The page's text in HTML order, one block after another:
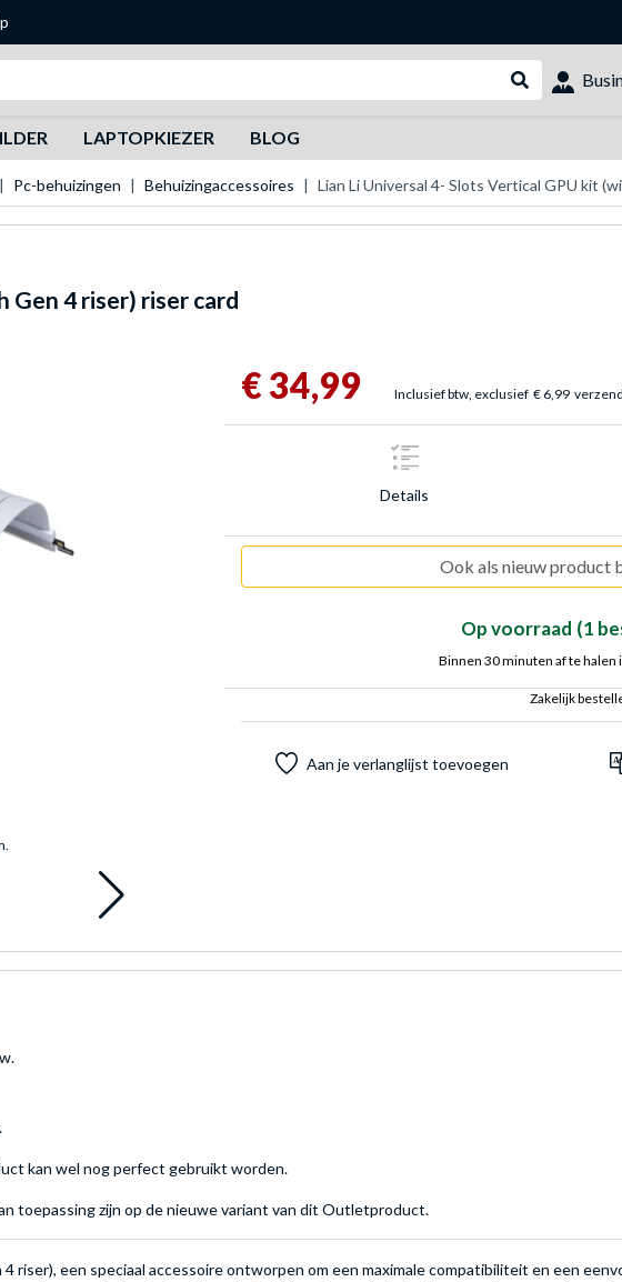
Webshop
LAPTOPKIEZER BLOG
Pc-behuizingen Behuizingaccessoires Lian Li Universal 4- Slots Vertical GPU kit
Gen 4 riser) riser card
€ 34,99 Inclusief btw, exclusief € 6,99
Details
Ook als nieuw product
Op voorraad (1
Binnen 30 minuten af te halen
Zakelijk
Aan je verlanglijst toevoegen
kan wel nog perfect gebruikt worden.
toepassing zijn op de nieuwe variant van dit Outletproduct.
riser), een speciaal accessoire ontworpen om een maximale compatibiliteit en een